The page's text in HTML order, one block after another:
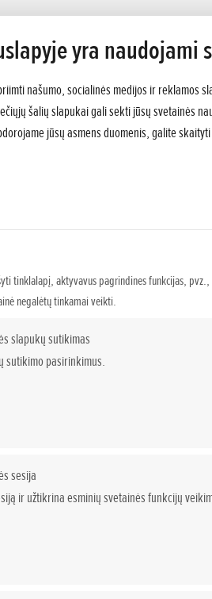
yra naudojami
našumo, socialinės medijos ir reklamos
šalių slapukai gali sekti jūsų svetainės
jūsų asmens duomenis, galite
new tab
tinklalapį, aktyvavus pagrindines funkcijas,
negalėtų tinkamai veikti.
slapukų sutikimas
sutikimo pasirinkimus.
sesija
ir užtikrina esminių svetainės funkcijų